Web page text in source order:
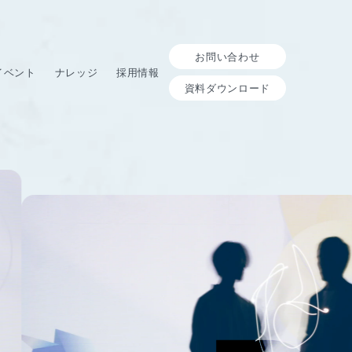
ベント ナレッジ 採用情報
お問い合わせ
資料ダウンロード